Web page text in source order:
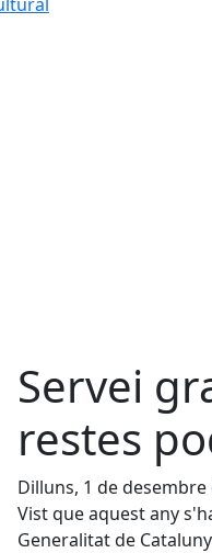
Servei
restes
Dilluns, 1 de desembre
Vist que aquest any
Generalitat de